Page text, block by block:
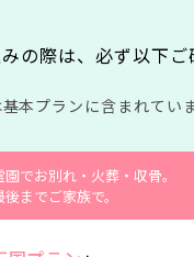
の際は、必ず以下ご
本プランに含まれてい
園でお別れ・火葬・収骨。
後までご家族で。